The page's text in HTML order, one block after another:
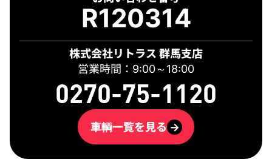
R120314
株式会社リトラス 群馬支店
営業時間：9:00～18:00
0270-75-1120
車輌一覧を見る →